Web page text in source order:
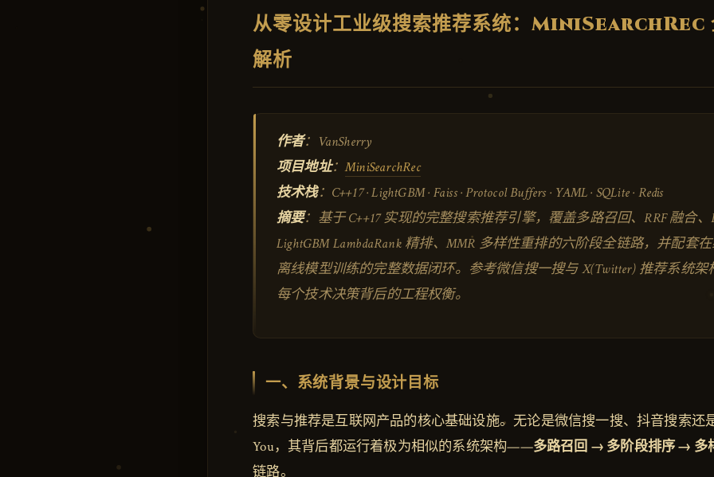
从零设计工业级搜索推荐系统：MiniSearchRec
解析
作者：VanSherry
项目地址：MiniSearchRec
技术栈：C++17 · LightGBM · Faiss · Protocol Buffers · YAML · SQLite · Redis
摘要：基于 C++17 实现的完整搜索推荐引擎，覆盖多路召回、RRF 融合、
LightGBM LambdaRank 精排、MMR 多样性重排的六阶段全链路，并配套
离线模型训练的完整数据闭环。参考微信搜一搜与 X(Twitter) 推荐系统架
每个技术决策背后的工程权衡。
一、系统背景与设计目标
搜索与推荐是互联网产品的核心基础设施。无论是微信搜一搜、抖音搜索还
You，其背后都运行着极为相似的系统架构——多路召回 → 多阶段排序 → 多
链路。